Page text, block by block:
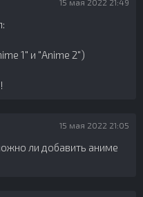
15 мая 2022 21:49
1" и "Anime 2")
15 мая 2022 21:05
ли добавить аниме